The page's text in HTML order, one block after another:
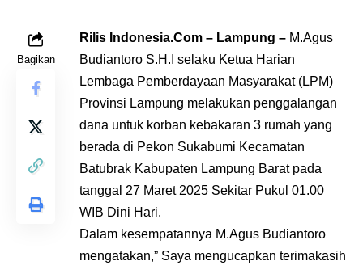
Bagikan
Rilis Indonesia.Com – Lampung – M.Agus
Budiantoro S.H.I selaku Ketua Harian
Lembaga Pemberdayaan Masyarakat (LPM)
Provinsi Lampung melakukan penggalangan
dana untuk korban kebakaran 3 rumah yang
berada di Pekon Sukabumi Kecamatan
Batubrak Kabupaten Lampung Barat pada
tanggal 27 Maret 2025 Sekitar Pukul 01.00
WIB Dini Hari.
Dalam kesempatannya M.Agus Budiantoro
mengatakan,” Saya mengucapkan terimakasih